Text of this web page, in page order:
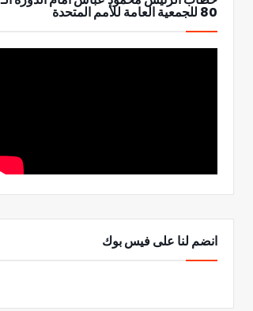
80 للجمعية العامة للأمم المتحدة
انضم لنا على فيس بوك